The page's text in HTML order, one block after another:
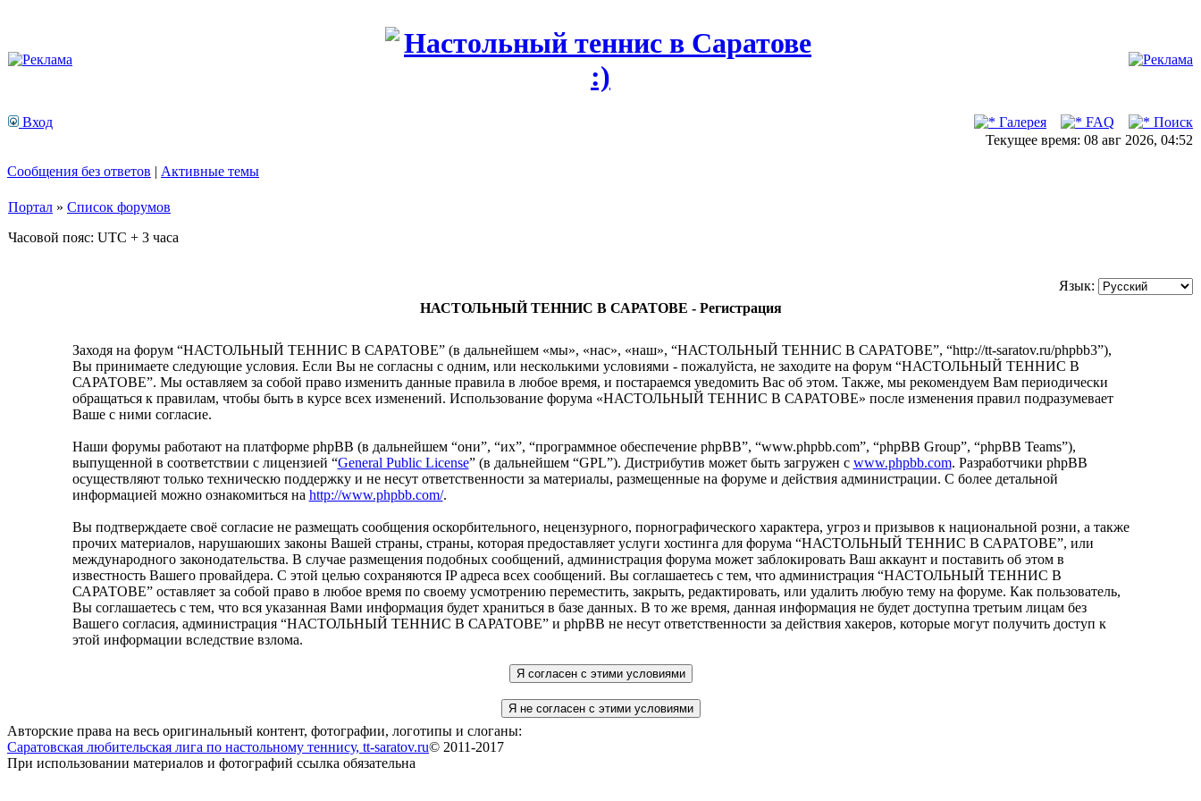
Вход Галерея FAQ
Поиск
Текущее время: 08 авг 2026, 04:52
Сообщения без ответов | Активные темы
Портал » Список форумов
Часовой пояс: UTC + 3 часа
Язык:
НАСТОЛЬНЫЙ ТЕННИС В САРАТОВЕ - Регистрация
Заходя на форум “НАСТОЛЬНЫЙ ТЕННИС В САРАТОВЕ” (в дальнейшем «мы», «нас», «наш», “НАСТОЛЬНЫЙ ТЕННИС В САРАТОВЕ”, “http://tt-saratov.ru/phpbb3”),
Вы принимаете следующие условия. Если Вы не согласны с одним, или несколькими условиями - пожалуйста, не заходите на форум “НАСТОЛЬНЫЙ ТЕННИС В
САРАТОВЕ”. Мы оставляем за собой право изменить данные правила в любое время, и постараемся уведомить Вас об этом. Также, мы рекомендуем Вам периодически
обращаться к правилам, чтобы быть в курсе всех изменений. Использование форума «НАСТОЛЬНЫЙ ТЕННИС В САРАТОВЕ» после изменения правил подразумевает
Ваше с ними согласие.
Наши форумы работают на платформе phpBB (в дальнейшем “они”, “их”, “программное обеспечение phpBB”, “www.phpbb.com”, “phpBB Group”, “phpBB Teams”),
выпущенной в соответствии с лицензией “General Public License” (в дальнейшем “GPL”). Дистрибутив может быть загружен с www.phpbb.com. Разработчики phpBB
осуществляют только техническю поддержку и не несут ответственности за материалы, размещенные на форуме и действия администрации. С более детальной
информацией можно ознакомиться на http://www.phpbb.com/.
Вы подтверждаете своё согласие не размещать сообщения оскорбительного, нецензурного, порнографического характера, угроз и призывов к национальной розни, а также
прочих материалов, нарушаюших законы Вашей страны, страны, которая предоставляет услуги хостинга для форума “НАСТОЛЬНЫЙ ТЕННИС В САРАТОВЕ”, или
международного законодательства. В случае размещения подобных сообщений, администрация форума может заблокировать Ваш аккаунт и поставить об этом в
известность Вашего провайдера. С этой целью сохраняются IP адреса всех сообщений. Вы соглашаетесь с тем, что администрация “НАСТОЛЬНЫЙ ТЕННИС В
САРАТОВЕ” оставляет за собой право в любое время по своему усмотрению переместить, закрыть, редактировать, или удалить любую тему на форуме. Как пользователь,
Вы соглашаетесь с тем, что вся указанная Вами информация будет храниться в базе данных. В то же время, данная информация не будет доступна третьим лицам без
Вашего согласия, администрация “НАСТОЛЬНЫЙ ТЕННИС В САРАТОВЕ” и phpBB не несут ответственности за действия хакеров, которые могут получить доступ к
этой информации вследствие взлома.
Авторские права на весь оригинальный контент, фотографии, логотипы и слоганы:
Саратовская любительская лига по настольному теннису, tt-saratov.ru© 2011-2017
При использовании материалов и фотографий ссылка обязательна